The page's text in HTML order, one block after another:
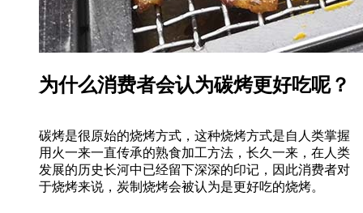
为什么消费者会认为碳烤更好吃呢？
碳烤是很原始的烧烤方式，这种烧烤方式是自人类掌握
用火一来一直传承的熟食加工方法，长久一来，在人类
发展的历史长河中已经留下深深的印记，因此消费者对
于烧烤来说，炭制烧烤会被认为是更好吃的烧烤。